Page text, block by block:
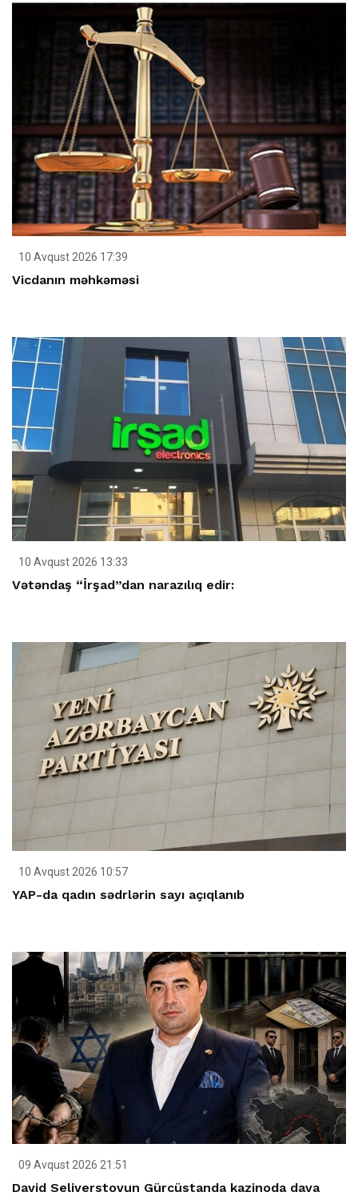
10 Avqust 2026 17:39
Vicdanın məhkəməsi
10 Avqust 2026 13:33
Vətəndaş “İrşad”dan narazılıq edir:
10 Avqust 2026 10:57
YAP-da qadın sədrlərin sayı açıqlanıb
09 Avqust 2026 21:51
David Seliverstovun Gürcüstanda kazinoda dava